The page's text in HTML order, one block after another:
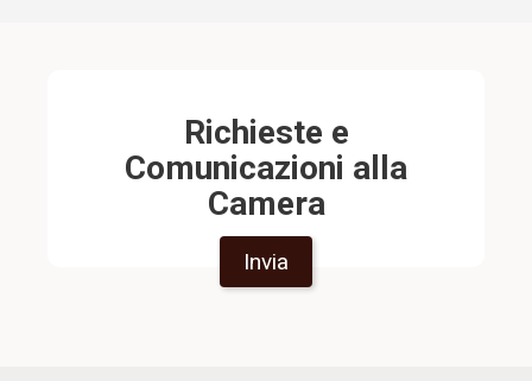
Richieste e
Comunicazioni alla
Camera
Invia